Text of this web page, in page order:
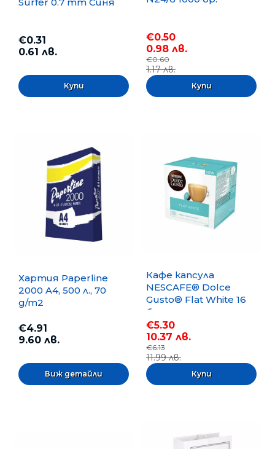
€0.31
0.61 лв.
€0.50
0.98 лв.
€0.60
1.17 лв.
Хартия Paperline
2000 A4, 500 л., 70
g/m2
€4.91
9.60 лв.
Виж детайли
Кафе капсула
NESCAFE® Dolce
Gusto® Flat White 16
бр.
€5.30
10.37 лв.
€6.13
11.99 лв.